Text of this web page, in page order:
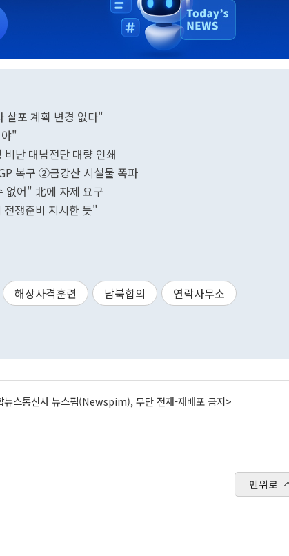
포 계획 변경 없다"
"
난 대남전단 대량 인쇄
복구 ②금강산 시설물 폭파
없어" 北에 자제 요구
쟁준비 지시한 듯"
해상사격훈련 남북합의 연락사무소
뉴스통신사 뉴스핌(Newspim), 무단 전재-재배포 금지>
맨위로